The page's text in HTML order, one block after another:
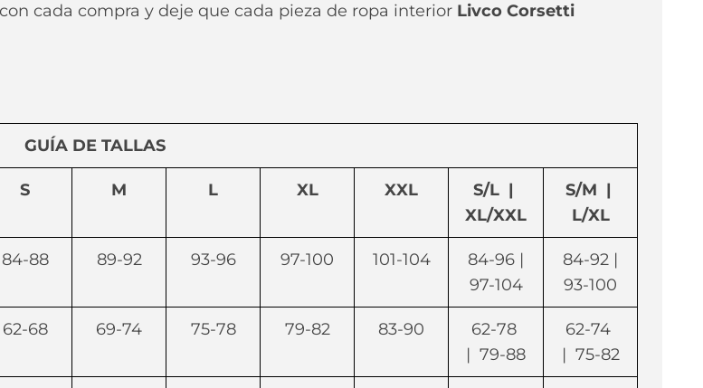
cada compra y deje que cada pieza de ropa interior Livco Corsetti
GUÍA DE TALLAS
S M L XL XXL
S/L |
XL/XXL
S/M |
L/XL
84-88 89-92 93-96 97-100 101-104
84-96 |
97-104
84-92 |
93-100
62-68 69-74 75-78 79-82 83-90
62-78
| 79-88
62-74
| 75-82